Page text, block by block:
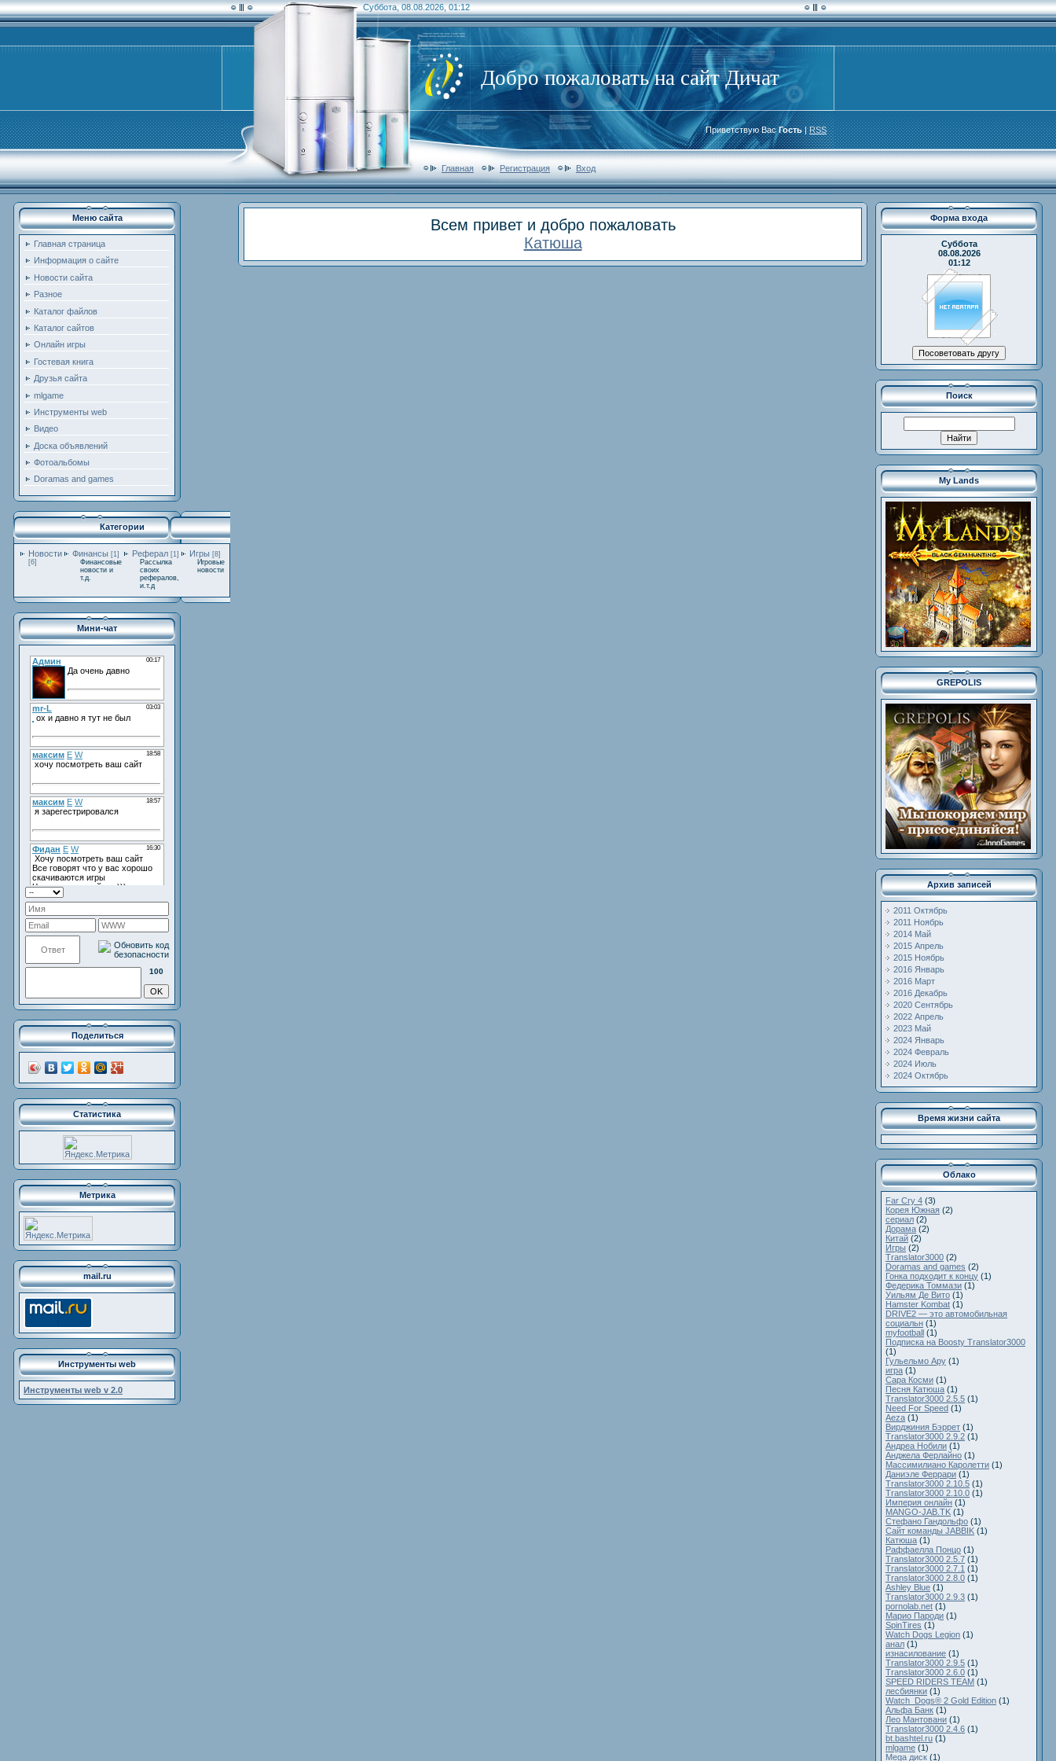
Суббота, 08.08.2026, 01:12
Добро пожаловать на сайт Дичат
Приветствую Вас Гость|RSS
Главная Регистрация Вход
Меню сайта
Главная страница
Информация о сайте
Новости сайта
Разное
Каталог файлов
Каталог сайтов
Онлайн игры
Гостевая книга
Друзья сайта
mlgame
Инструменты web
Видео
Доска объявлений
Фотоальбомы
Doramas and games
Категории
Новости
[6]
Финансы [1]
Финансовые
новости и
т.д.
Реферал [1]
Рассылка
своих
рефералов,
и.т.д
Игры [8]
Игровые
новости
Мини-чат
100
Поделиться
Статистика
Метрика
mail.ru
Инструменты web
Инструменты web v 2.0
Всем привет и добро пожаловать
Катюша
Форма входа
Суббота
08.08.2026
01:12
Поиск
My Lands
GREPOLIS
Архив записей
2011 Октябрь
2011 Ноябрь
2014 Май
2015 Апрель
2015 Ноябрь
2016 Январь
2016 Март
2016 Декабрь
2020 Сентябрь
2022 Апрель
2023 Май
2024 Январь
2024 Февраль
2024 Июль
2024 Октябрь
Время жизни сайта
Облако
Far Cry 4 (3)
Корея Южная (2)
сериал (2)
Дорама (2)
Китай (2)
Игры (2)
Translator3000 (2)
Doramas and games (2)
Гонка подходит к концу (1)
Федерика Томмази (1)
Уильям Де Вито (1)
Hamster Kombat (1)
DRIVE2 — это автомобильная
социальн (1)
myfootball (1)
Подписка на Boosty Translator3000
(1)
Гульельмо Ару (1)
игpa (1)
Сара Косми (1)
Песня Катюша (1)
Translator3000 2.5.5 (1)
Need For Speed (1)
Aeza (1)
Вирджиния Бэррет (1)
Translator3000 2.9.2 (1)
Андреа Нобили (1)
Анджела Ферлайно (1)
Массимилиано Каролетти (1)
Даниэле Феррари (1)
Translator3000 2.10.5 (1)
Translator3000 2.10.0 (1)
Империя онлайн (1)
MANGO-JAB.TK (1)
Стефано Гандольфо (1)
Сайт команды JABBIK (1)
Катюша (1)
Раффаелла Понцо (1)
Translator3000 2.5.7 (1)
Translator3000 2.7.1 (1)
Translator3000 2.8.0 (1)
Ashley Blue (1)
Translator3000 2.9.3 (1)
pornolab.net (1)
Марио Пароди (1)
SpinTires (1)
Watch Dogs Legion (1)
анал (1)
изнасилование (1)
Translator3000 2.9.5 (1)
Translator3000 2.6.0 (1)
SPEED RIDERS TEAM (1)
лесбиянки (1)
Watch_Dogs® 2 Gold Edition (1)
Альфа Банк (1)
Лео Мантовани (1)
Translator3000 2.4.6 (1)
bt.bashtel.ru (1)
mlgame (1)
Mega диск (1)